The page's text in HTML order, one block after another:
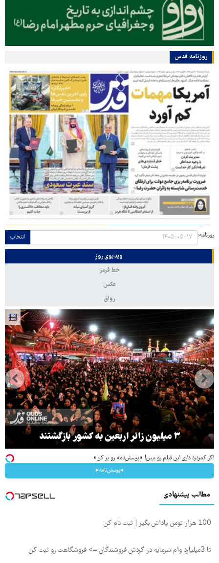
روزنامه قدس
روزنامه: انتخاب
ویدیوی روز
خط قرمز
عکس
رواق
۳ میلیون زائر اربعین به کشور بازگشتند
اگر کمردرد داری این فیلم رو ببین! ◗پرسش‌نامه رو پر کن◖
◂پرسش‌نامه▸
مطالب پیشنهادی
100 هزار تومن پاداش بگیر | ثبت نام کن
تا 3میلیارد وام سرمایه در گردش فروشندگان => فروشگاهت رو ثبت کن